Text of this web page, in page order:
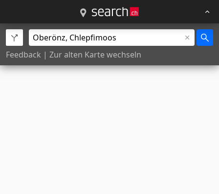
Feedback | Zur alten Karte wechseln